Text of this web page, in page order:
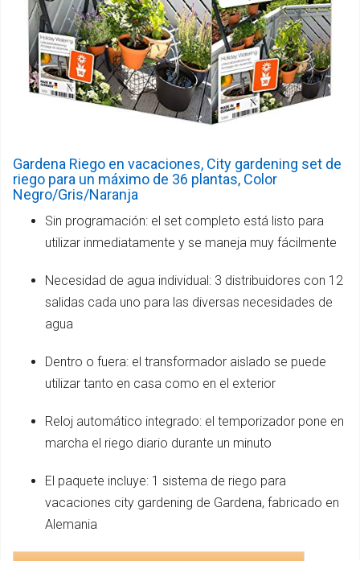
Gardena Riego en vacaciones, City gardening set de
riego para un máximo de 36 plantas, Color
Negro/Gris/Naranja
Sin programación: el set completo está listo para
utilizar inmediatamente y se maneja muy fácilmente
Necesidad de agua individual: 3 distribuidores con 12
salidas cada uno para las diversas necesidades de
agua
Dentro o fuera: el transformador aislado se puede
utilizar tanto en casa como en el exterior
Reloj automático integrado: el temporizador pone en
marcha el riego diario durante un minuto
El paquete incluye: 1 sistema de riego para
vacaciones city gardening de Gardena, fabricado en
Alemania